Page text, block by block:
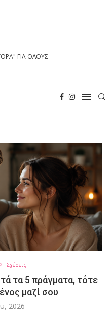
ΓΙΑ ΟΛΟΥΣ
Σχέσεις
τα 5 πράγματα, τότε
μαζί σου
2026